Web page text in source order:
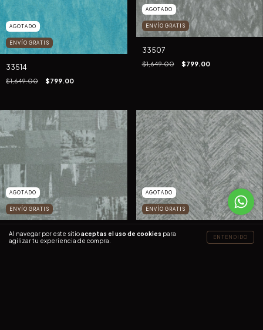
Al navegar por este sitioaceptas el uso de cookies para
agilizar tu experiencia de compra.
ENTENDIDO
AGOTADO
ENVÍO GRATIS
33514
$1,649.00 $799.00
AGOTADO
ENVÍO GRATIS
33507
$1,649.00 $799.00
AGOTADO
ENVÍO GRATIS
33407
$1,649.00 $799.00
AGOTADO
ENVÍO GRATIS
33307